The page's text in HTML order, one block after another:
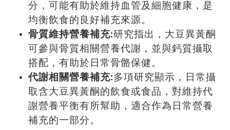
分，可能有助於維持血管及細胞健康，是
均衡飲食的良好補充來源。
骨質維持營養補充:研究指出，大豆異黃酮
可參與骨質相關營養代謝，並與鈣質攝取
搭配，有助於日常骨骼保健。
代謝相關營養補充:多項研究顯示，日常攝
取含大豆異黃酮的飲食或食品，對維持代
謝營養平衡有所幫助，適合作為日常營養
補充的一部分。